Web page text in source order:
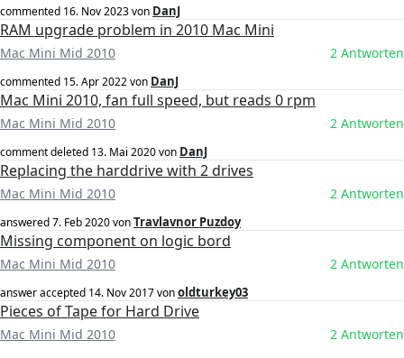
commented 16. Nov 2023von DanJ
RAM upgrade problem in 2010 Mac Mini
Mac Mini Mid 2010 2 Antworten
commented 15. Apr 2022von DanJ
Mac Mini 2010, fan full speed, but reads 0 rpm
Mac Mini Mid 2010 2 Antworten
comment deleted 13. Mai 2020von DanJ
Replacing the harddrive with 2 drives
Mac Mini Mid 2010 2 Antworten
answered7. Feb 2020vonTravlavnor Puzdoy
Missing component on logic bord
Mac Mini Mid 2010 2 Antworten
answer accepted 14. Nov 2017vonoldturkey03
Pieces of Tape for Hard Drive
Mac Mini Mid 2010 2 Antworten